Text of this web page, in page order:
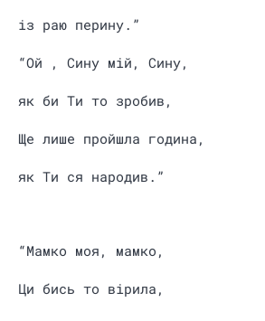
із раю перину.”
“Ой , Сину мій, Сину,
як би Ти то зробив,
Ще лише пройшла година,
як Ти ся народив.”
“Мамко моя, мамко,
Ци бись то вірила,